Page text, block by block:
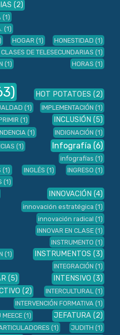
(2)
(1)
(1)
HOGAR (1) HONESTIDAD (1)
DE TELESECUNDARIAS (1)
(1) HORAS (1)
HOT POTATOES (2)
(1) IMPLEMENTACIÓN (1)
(1) INCLUSIÓN (5)
(1) INDIGNACIÓN (1)
(1) Infografía (6)
infografías (1)
(1) INGLÉS (1) INGRESO (1)
(1)
INNOVACIÓN (4)
innovación estratégica (1)
innovación radical (1)
INNOVAR EN CLASE (1)
INSTRUMENTO (1)
(1) INSTRUMENTOS (3)
INTEGRACIÓN (1)
(5) INTENSIVO (3)
(2) INTERCULTURAL (1)
INTERVENCIÓN FORMATIVA (1)
MEECE(1) JEFATURA (2)
(1) JUDITH (1)